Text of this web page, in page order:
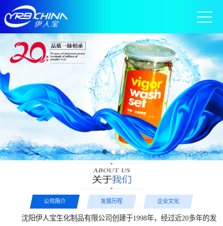
公司简介 发展历程 企业文化
沈阳伊人宝生化制品有限公司创建于1998年，经过近20多年的发